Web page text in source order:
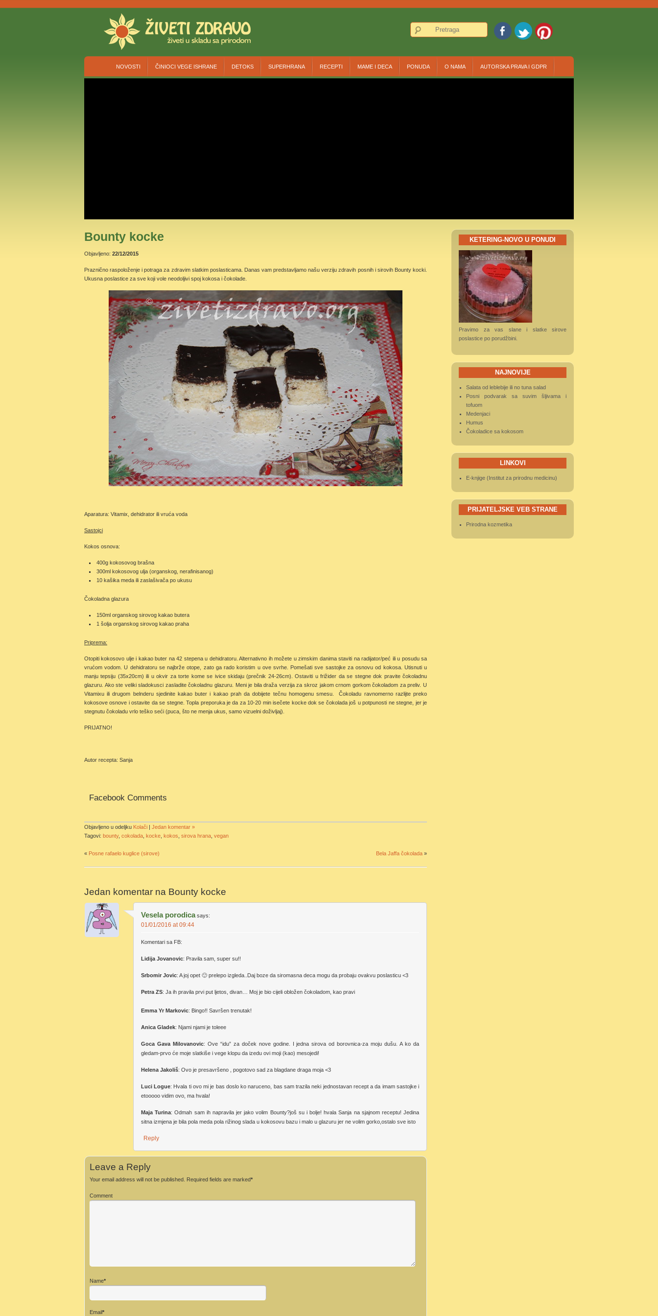
NOVOSTI ČINIOCI VEGE ISHRANE DETOKS SUPERHRANA RECEPTI MAME I DECA PONUDA O NAMA AUTORSKA PRAVA I GDPR
Bounty kocke
Objavljeno: 22/12/2015
Praznično raspoloženje i potraga za zdravim slatkim poslasticama. Danas vam predstavljamo našu verziju zdravih posnih i sirovih Bounty kocki.
Ukusna poslastice za sve koji vole neodoljivi spoj kokosa i čokolade.
Aparatura: Vitamix, dehidrator ili vruća voda
Sastojci
Kokos osnova:
400g kokosovog brašna
300ml kokosovog ulja (organskog, nerafinisanog)
10 kašika meda ili zaslašivača po ukusu
Čokoladna glazura
150ml organskog sirovog kakao butera
1 šolja organskog sirovog kakao praha
Priprema:
Otopiti kokosovo ulje i kakao buter na 42 stepena u dehidratoru. Alternativno ih možete u zimskim danima staviti na radijator/peć ili u posudu sa
vrućom vodom. U dehidratoru se najbrže otope, zato ga rado koristim u ove svrhe. Pomešati sve sastojke za osnovu od kokosa. Utisnuti u
manju tepsiju (35x20cm) ili u okvir za torte kome se ivice skidaju (prečnik 24-26cm). Ostaviti u frižider da se stegne dok pravite čokoladnu
glazuru. Ako ste veliki sladokusci zasladite čokoladnu glazuru. Meni je bila draža verzija za skroz jakom crnom gorkom čokoladom za preliv. U
Vitamixu ili drugom belnderu sjedinite kakao buter i kakao prah da dobijete tečnu homogenu smesu. Čokoladu ravnomerno razlijte preko
kokosove osnove i ostavite da se stegne. Topla preporuka je da za 10-20 min isečete kocke dok se čokolada još u potpunosti ne stegne, jer je
stegnutu čokoladu vrlo teško seći (puca, što ne menja ukus, samo vizuelni doživljaj).
PRIJATNO!
Autor recepta: Sanja
Facebook Comments
Objavljeno u odeljku Kolači | Jedan komentar »
Tagovi: bounty, cokolada kocke kokos sirova hrana vegan
« Posne rafaelo kuglice (sirove) Bela Jaffa čokolada »
Jedan komentar na Bounty kocke
Vesela porodica says:
01/01/2016 at 09:44
Komentari sa FB:
Lidija Jovanovic: Pravila sam, super su!!
Srbomir Jovic: A joj opet 🙂 prelepo izgleda..Daj boze da siromasna deca mogu da probaju ovakvu poslasticu <3
Petra ZS: Ja ih pravila prvi put ljetos, divan… Moj je bio cijeli obložen čokoladom, kao pravi
Emma Yr Markovic: Bingo!! Savršen trenutak!
Anica Gladek: Njami njami je toleee
Goca Gava Milovanovic: Ove “idu” za doček nove godine. I jedna sirova od borovnica-za moju dušu. A ko da
gledam-prvo će moje slatkiše i vege klopu da izedu ovi moji (kao) mesojedi!
Helena Jakoliš: Ovo je presavršeno , pogotovo sad za blagdane draga moja <3
Luci Logue: Hvala ti ovo mi je bas doslo ko naruceno, bas sam trazila neki jednostavan recept a da imam sastojke i
etooooo vidim ovo, ma hvala!
Maja Turina: Odmah sam ih napravila jer jako volim Bounty?još su i bolje! hvala Sanja na sjajnom receptu! Jedina
sitna izmjena je bila pola meda pola rižinog slada u kokosovu bazu i malo u glazuru jer ne volim gorko,ostalo sve isto
Reply
Leave a Reply
Your email address will not be published. Required fields are marked*
Comment
Name*
Email*
KETERING-NOVO U PONUDI
Pravimo za vas slane i slatke sirove
poslastice po porudžbini.
NAJNOVIJE
Salata od leblebije ili no tuna salad
Posni podvarak sa suvim šljivama i
tofuom
Medenjaci
Humus
Čokoladice sa kokosom
LINKOVI
E-knjige (Institut za prirodnu medicinu)
PRIJATELJSKE VEB STRANE
Prirodna kozmetika